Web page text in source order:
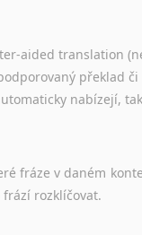
aided translation
překlad
nabízejí,
fráze v daném
frází rozklíčovat.